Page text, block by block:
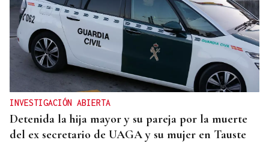
INVESTIGACIÓN ABIERTA
Detenida la hija mayor y su pareja por la muerte
del ex secretario de UAGA y su mujer en Tauste